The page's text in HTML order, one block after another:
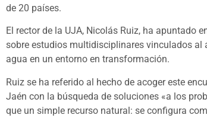
de 20 países.
El rector de la UJA, Nicolás Ruiz, ha apuntado
sobre estudios multidisciplinares vinculados al
agua en un entorno en transformación.
Ruiz se ha referido al hecho de acoger este
Jaén con la búsqueda de soluciones «a los
que un simple recurso natural: se configura